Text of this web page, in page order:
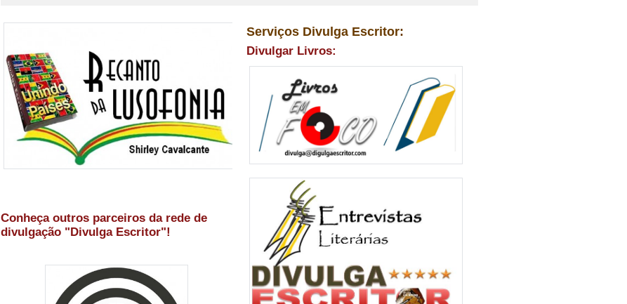
Conheça outros parceiros da rede de
divulgação "Divulga Escritor"!
Serviços Divulga Escritor:
Divulgar Livros: